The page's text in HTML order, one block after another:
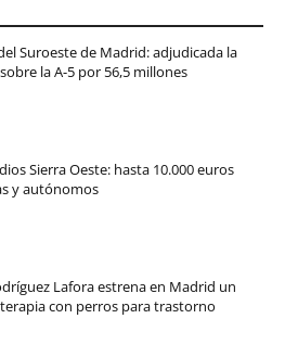
Suroeste de Madrid: adjudicada la
la A-5 por 56,5 millones
Sierra Oeste: hasta 10.000 euros
y autónomos
Lafora estrena en Madrid un
con perros para trastorno